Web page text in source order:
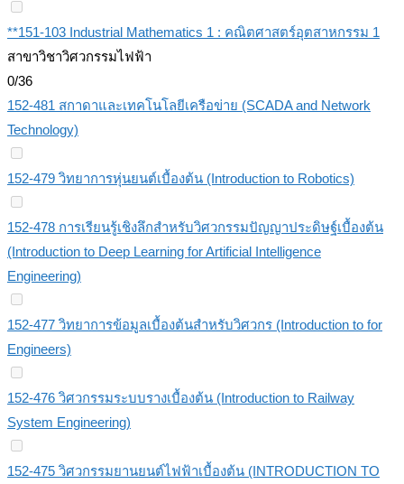
**151-103 Industrial Mathematics 1 : คณิตศาสตร์อุตสาหกรรม 1
สาขาวิชาวิศวกรรมไฟฟ้า
0/36
152-481 สกาดาและเทคโนโลยีเครือข่าย (SCADA and Network
Technology)
152-479 วิทยาการหุ่นยนต์เบื้องต้น (Introduction to Robotics)
152-478 การเรียนรู้เชิงลึกสำหรับวิศวกรรมปัญญาประดิษฐ์เบื้องต้น
(Introduction to Deep Learning for Artificial Intelligence
Engineering)
152-477 วิทยาการข้อมูลเบื้องต้นสำหรับวิศวกร (Introduction to for
Engineers)
152-476 วิศวกรรมระบบรางเบื้องต้น (Introduction to Railway
System Engineering)
152-475 วิศวกรรมยานยนต์ไฟฟ้าเบื้องต้น (INTRODUCTION TO